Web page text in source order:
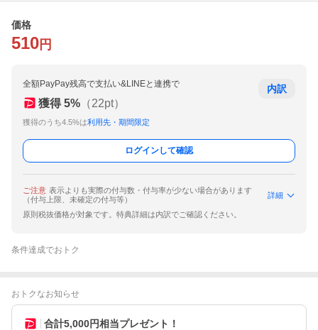
価格
510 円
全額PayPay残高で支払い&LINEと連携で
獲得 5% （22pt）
獲得のうち4.5%は利用先・期間限定
内訳
ログインして確認
ご注意 表示よりも実際の付与数・付与率が少ない場合があります
（付与上限、未確定の付与等）
詳細
原則税抜価格が対象です。特典詳細は内訳でご確認ください。
条件達成でおトク
おトクなお知らせ
合計5,000円相当プレゼント！